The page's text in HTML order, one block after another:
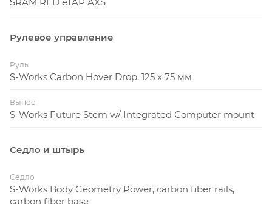
Рулевое управление
Руль
S-Works Carbon Hover Drop, 125 x 75 мм
Вынос
S-Works Future Stem w/ Integrated Computer mount
Седло и штырь
Седло
S-Works Body Geometry Power, carbon fiber rails,
carbon fiber base